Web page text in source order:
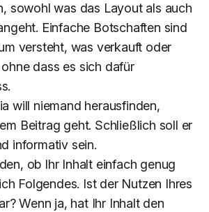
sowohl was das Layout als auch
Einfache Botschaften sind
versteht, was verkauft oder
dass es sich dafür
will niemand herausfinden,
Beitrag geht. Schließlich soll er
informativ sein.
ob Ihr Inhalt einfach genug
Folgendes. Ist der Nutzen Ihres
Wenn ja, hat Ihr Inhalt den